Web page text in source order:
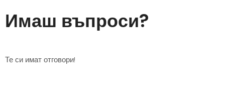
Имаш въпроси?
Те си имат отговори!